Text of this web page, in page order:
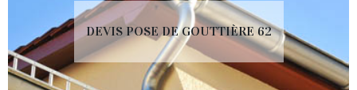
DEVIS POSE DE GOUTTIÈRE 62